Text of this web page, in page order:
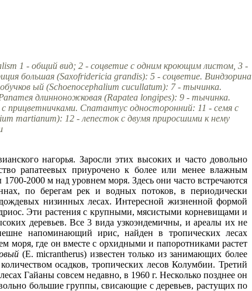
1 - общий вид; 2 - соцветие с одним кроющим листом, 3 -
большая (Saxofridericia grandis): 5 - соцветие. Виндзорина
ый (Schoenocephalium cucullatum): 7 - тычинка.
длинноножковая (Rapatea longipes): 9 - тычинка.
прицветничками. Спатантус односторонний: 11 - семя с
martianum): 12 - лепесток с двумя приросшими к нему
нагорья. Заросли этих высоких и часто довольно
рапатеевых приурочено к более или менее влажным
2000 м над уровнем моря. Здесь они часто встречаются
по берегам рек и водных потоков, в периодически
низинных лесах. Интересной жизненной формой
Эти растения с крупными, мясистыми корневищами и
деревьев. Все 3 вида узкоэндемичны, и ареалы их не
напоминающий ирис, найден в тропических лесах
моря, где он вместе с орхидными и папоротниками растет
(Е. micrantherus) известен только из занимающих более
осадков, тропических лесов Колумбии. Третий
Гайаны совсем недавно, в 1960 г. Несколько позднее он
большие группы, свисающие с деревьев, растущих по